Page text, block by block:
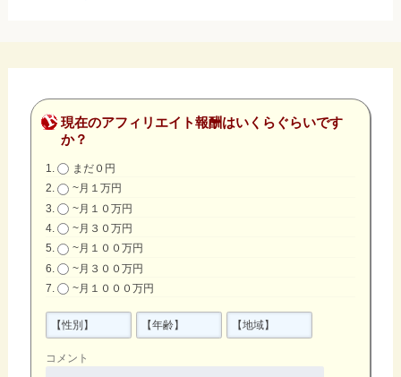
現在のアフィリエイト報酬はいくらぐらいです
か？
まだ０円
~月１万円
~月１０万円
~月３０万円
~月１００万円
~月３００万円
~月１０００万円
コメント